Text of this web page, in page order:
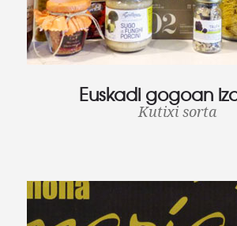
Euskadi gogoan
Kutixi sorta